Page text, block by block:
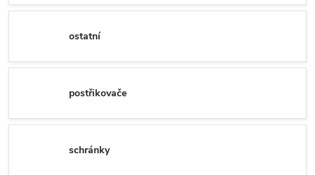
ostatní
postřikovače
schránky